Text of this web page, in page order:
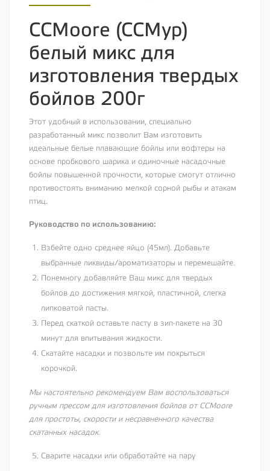
CCMoore (ССМур)
белый микс для
изготовления твердых
бойлов 200г
Этот удобный в использовании, специально
разработанный микс позволит Вам изготовить
идеальные белые плавающие бойлы или вофтеры на
основе пробкового шарика и одиночные насадочные
бойлы повышенной прочности, которые смогут отлично
противостоять вниманию мелкой сорной рыбы и атакам
птиц.
Руководство по использованию:
Взбейте одно среднее яйцо (45мл). Добавьте
выбранные ликвиды/ароматизаторы и перемешайте.
Понемногу добавляйте Ваш микс для твердых
бойлов до достижения мягкой, пластичной, слегка
липковатой пасты.
Перед скаткой оставьте пасту в зип-пакете на 30
минут для впитывания жидкости.
Скатайте насадки и позвольте им покрыться
корочкой.
Мы настоятельно рекомендуем Вам воспользоваться
ручным прессом для изготовления бойлов от CCMoore
для простоты, скорости и несравненного качества
скатанных насадок.
Сварите насадки или обработайте на пару